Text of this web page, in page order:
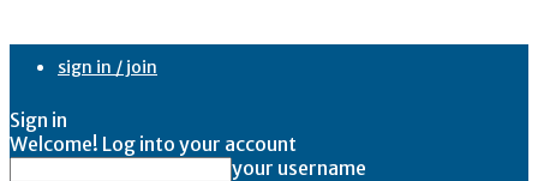
sign in / join
Sign in
Welcome! Log into your account
your username